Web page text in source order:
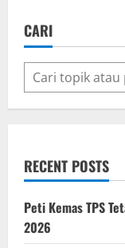
CARI
RECENT POSTS
Peti Kemas TPS
2026